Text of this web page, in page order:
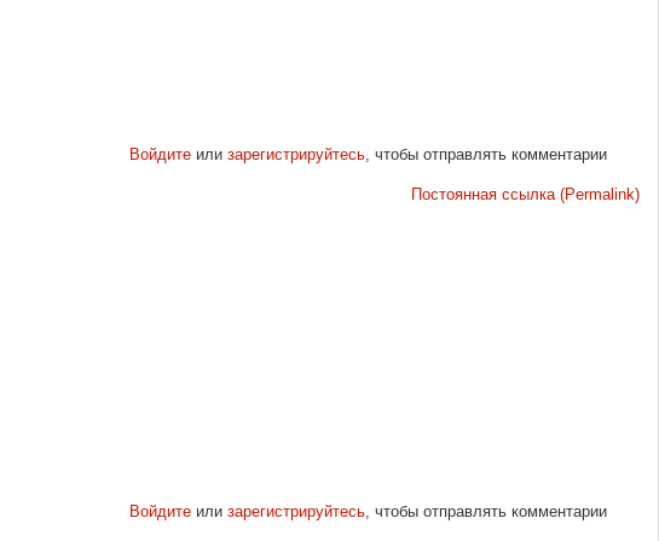
Войдитеили зарегистрируйтесь, чтобы отправлять комментарии
Постоянная ссылка (Permalink)
Войдитеили зарегистрируйтесь, чтобы отправлять комментарии